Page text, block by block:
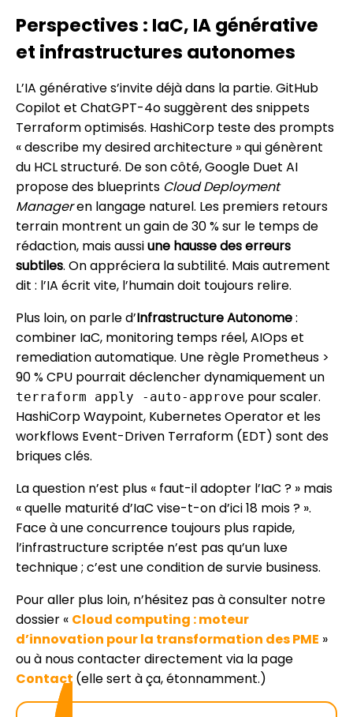
Perspectives : IaC, IA générative
et infrastructures autonomes
L’IA générative s’invite déjà dans la partie. GitHub
Copilot et ChatGPT-4o suggèrent des snippets
Terraform optimisés. HashiCorp teste des prompts
« describe my desired architecture » qui génèrent
du HCL structuré. De son côté, Google Duet AI
propose des blueprints Cloud Deployment
Manageren langage naturel. Les premiers retours
terrain montrent un gain de 30 % sur le temps de
rédaction, mais aussiune hausse des erreurs
subtiles. On appréciera la subtilité. Mais autrement
dit : l’IA écrit vite, l’humain doit toujours relire.
Plus loin, on parle d’Infrastructure Autonome:
combiner IaC, monitoring temps réel, AIOps et
remediation automatique. Une règle Prometheus >
90 % CPU pourrait déclencher dynamiquement un
terraform apply -auto-approve pour scaler.
HashiCorp Waypoint, Kubernetes Operator et les
workflows Event-Driven Terraform (EDT) sont des
briques clés.
La question n’est plus « faut-il adopter l’IaC ? » mais
« quelle maturité d’IaC vise-t-on d’ici 18 mois ? ».
Face à une concurrence toujours plus rapide,
l’infrastructure scriptée n’est pas qu’un luxe
technique ; c’est une condition de survie business.
Pour aller plus loin, n’hésitez pas à consulter notre
dossier « Cloud computing : moteur
d’innovation pour la transformation des PME »
ou à nous contacter directement via la page
Contact (elle sert à ça, étonnamment.)